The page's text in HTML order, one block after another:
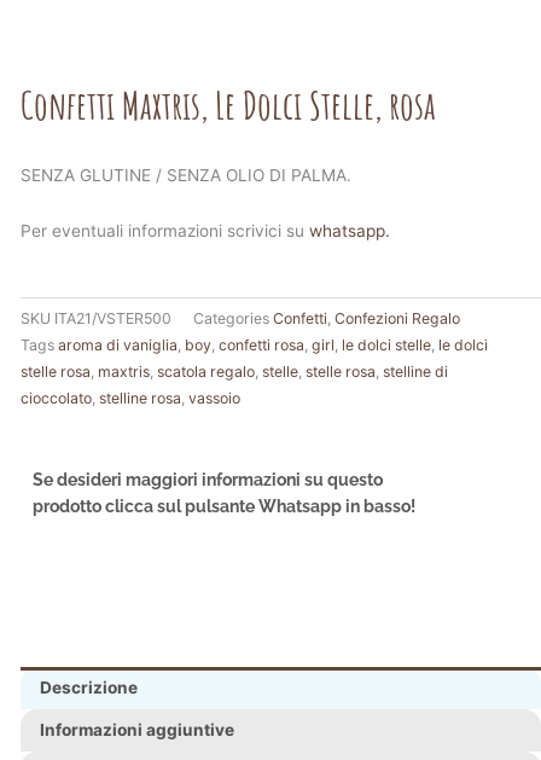
Confetti Maxtris, Le Dolci Stelle, rosa
SENZA GLUTINE / SENZA OLIO DI PALMA.
Per eventuali informazioni scrivici su whatsapp.
SKU ITA21/VSTER500 Categories Confetti Confezioni Regalo
Tags aroma di vaniglia boy confetti rosa girl le dolci stelle le dolci
stelle rosa maxtris scatola regalo stelle stelle rosa stelline di
cioccolato stelline rosa vassoio
Se desideri maggiori informazioni su questo
prodotto clicca sul pulsante Whatsapp in basso!
Descrizione
Informazioni aggiuntive